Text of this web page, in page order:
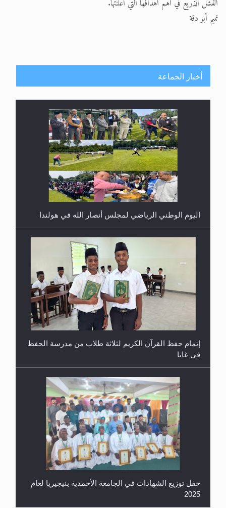
الفشل الذريع في أهم أهدافها التي أعلنتها.
تميم أبو دقة
أخبار الجماعة
اليوم الوطني الرياضي لمجلس أنصار الله في هولندا
إتمام حفظ القرآن الكريم لثلاثة طلاب من مدرسة الحفظ
في غانا
حفل توزيع الشهادات في الجامعة الأحمدية بنيجيريا لعام
2025